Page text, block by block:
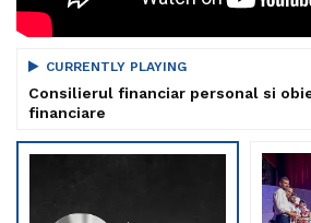
CURRENTLY PLAYING
Consilierul financiar personal si
financiare